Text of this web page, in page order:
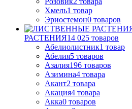
Хмель1 товар
Эриостемон0 товаров
РАСТЕНИЯ14 025 товаров
Абелиолистник1 товар
Абелия5 товаров
Азалия196 товаров
Азимина4 товара
Акант2 товара
Акация4 товара
Акка0 товаров